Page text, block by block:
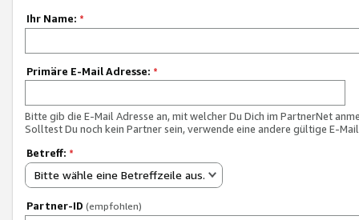
Ihr Name: *
Primäre E-Mail Adresse: *
Bitte gib die E-Mail Adresse an, mit welcher Du Dich im PartnerNet
Solltest Du noch kein Partner sein, verwende eine andere gültige E-
Betreff: *
Bitte wähle eine Betreffzeile aus.
Partner-ID (empfohlen)